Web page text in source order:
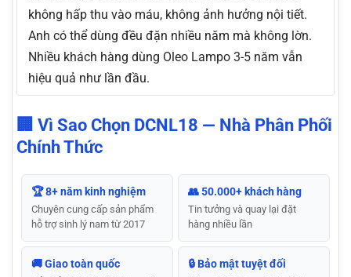
không hấp thu vào máu, không ảnh hưởng nội tiết.
Anh có thể dùng đều đặn nhiều năm mà không lờn.
Nhiều khách hàng dùng Oleo Lampo 3-5 năm vẫn
hiệu quả như lần đầu.
🏢 Vì Sao Chọn DCNL18 — Nhà Phân Phối
Chính Thức
🏆 8+ năm kinh nghiệm
Chuyên cung cấp sản phẩm
hỗ trợ sinh lý nam từ 2017
👥 50.000+ khách hàng
Tin tưởng và quay lại đặt
hàng nhiều lần
🚚 Giao toàn quốc 🔒 Bảo mật tuyệt đối